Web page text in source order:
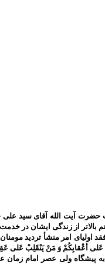
حضرت آیت الله آقای سید علی
بالاتر از زندگی ایشان در
اولیای امر منشأ تردید
عَلى‌ أَعْقابِكُمْ وَ مَنْ يَنْقَلِبْ عَلى‌
پیشگاه ولی عصر امام زمان